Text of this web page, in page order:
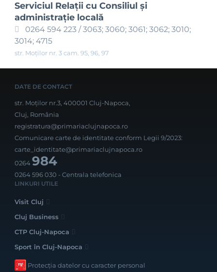
Serviciul Relaţii cu Consiliul şi
administraţie locală
0264 594 223 / 3063; 3060; 3061; 3062; 3010;
3014; 4715
str. Moților nr. 3 cam. 95, 96, 97
DATE DE CONTACT
str. Moților nr.3, 400001 Cluj-Napoca,
Cluj, România
registratura@primariaclujnapoca.ro
Comunicare carte de identitate conform Legii 9/2023:
carte_identitate@primariaclujnapoca.ro
0264984
0264 596 030 - Centrala telefonica
LINKURI UTILE
Visit Cluj
Cluj Business
CTP Cluj-Napoca
Sport în Cluj-Napoca
Protecția datelor cu caracter personal